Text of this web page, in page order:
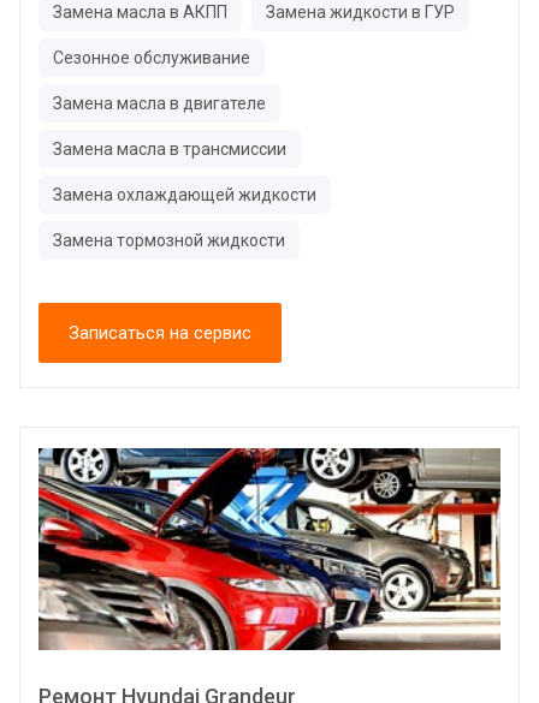
Замена масла в АКПП Замена жидкости в ГУР
Сезонное обслуживание
Замена масла в двигателе
Замена масла в трансмиссии
Замена охлаждающей жидкости
Замена тормозной жидкости
Записаться на сервис
Ремонт Hyundai Grandeur